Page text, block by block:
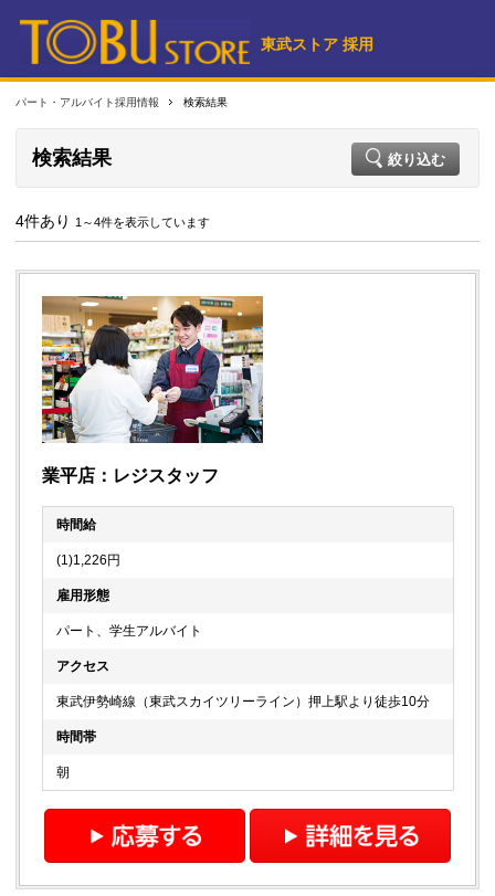
東武ストア 採用
パート・アルバイト採用情報 検索結果
検索結果 絞り込む
4件あり 1～4件を表示しています
業平店：レジスタッフ
時間給
(1)1,226円
雇用形態
パート、学生アルバイト
アクセス
東武伊勢崎線（東武スカイツリーライン）押上駅より徒歩10分
時間帯
朝